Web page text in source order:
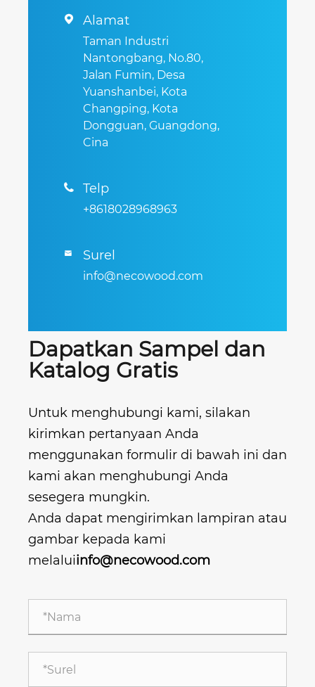
 Alamat
Taman Industri
Nantongbang, No.80,
Jalan Fumin, Desa
Yuanshanbei, Kota
Changping, Kota
Dongguan, Guangdong,
Cina
 Telp
+8618028968963
 Surel
info@necowood.com
Dapatkan Sampel dan
Katalog Gratis
Untuk menghubungi kami, silakan
kirimkan pertanyaan Anda
menggunakan formulir di bawah ini dan
kami akan menghubungi Anda
sesegera mungkin.
Anda dapat mengirimkan lampiran atau
gambar kepada kami
melaluiinfo@necowood.com